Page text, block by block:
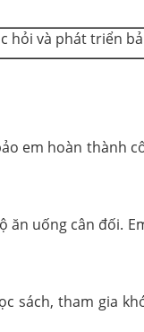
hỏi và phát triển
em hoàn
uống cân đối.
sách, tham gia